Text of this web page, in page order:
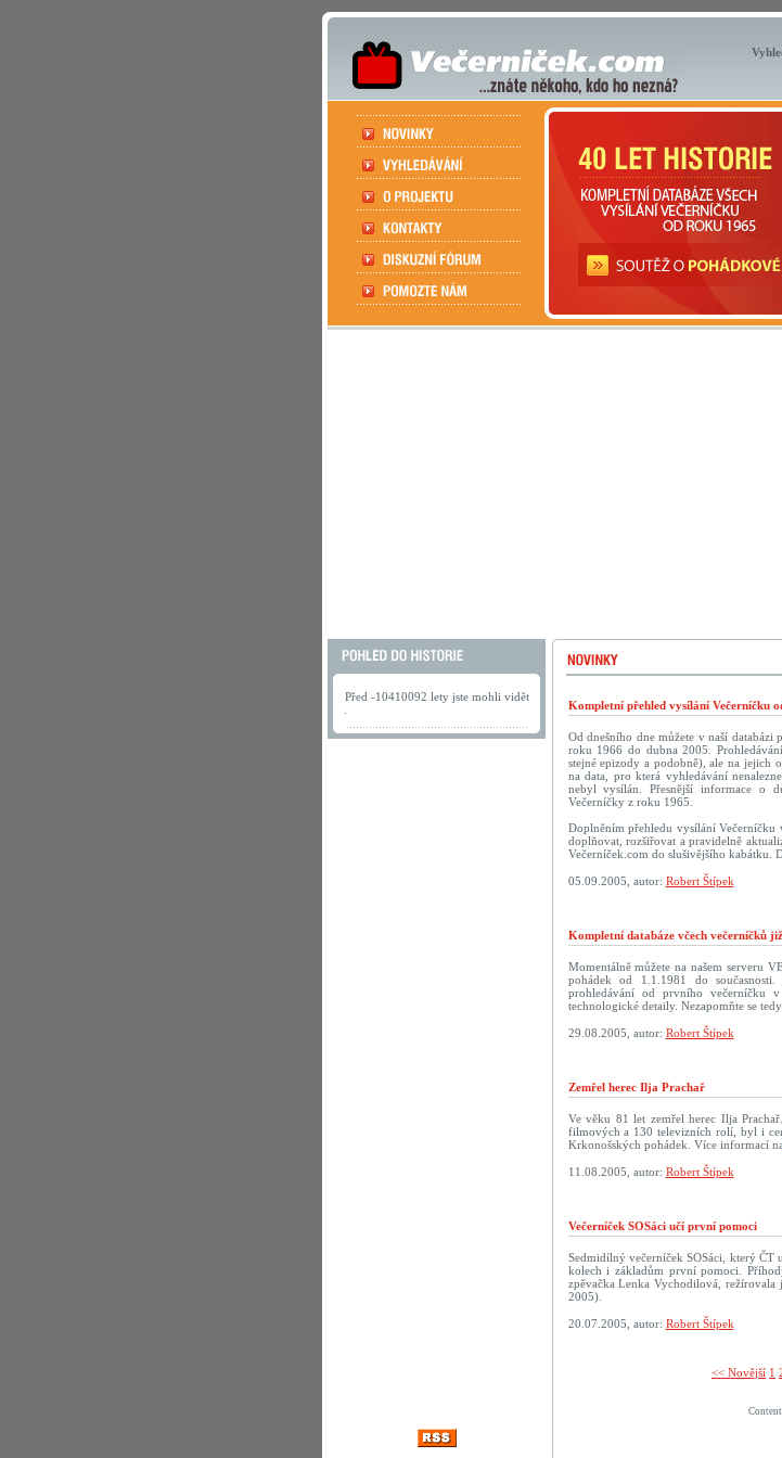
Před -10410092 lety jste mohli vidět
Kompletní přehled vysílání Večerníčku
Od dnešního dne můžete v naší
roku 1966 do dubna 2005.
stejné epizody a podobně), ale na jejich
na data, pro která vyhledávání
nebyl vysílán. Přesnější informace o
Večerníčky z roku 1965.
Doplněním přehledu vysílání Večerníčku
doplňovat, rozšiřovat a pravidelně
Večerníček.com do slušivějšího kabátku.
05.09.2005, autor: Robert Štípek
Kompletní databáze včech večerníčků
Momentálně můžete na našem serveru
pohádek od 1.1.1981 do
prohledávání od prvního večerníčku
technologické detaily. Nezapomňte se
29.08.2005, autor: Robert Štípek
Zemřel herec Ilja Prachař
Ve věku 81 let zemřel herec Ilja
filmových a 130 televizních rolí, byl i
Krkonošských pohádek. Více informací na
11.08.2005, autor: Robert Štípek
Večerníček SOSáci učí první pomoci
Sedmidílný večerníček SOSáci, který
kolech i základům první pomoci.
zpěvačka Lenka Vychodilová,
2005).
20.07.2005, autor: Robert Štípek
<< Novější­ 1